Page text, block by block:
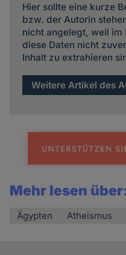
Hier sollte eine kurze
bzw. der Autorin
nicht angelegt, weil im
diese Daten nicht
Inhalt zu extrahieren
Weitere Artikel des
Mehr lesen
Ägypten Atheismus